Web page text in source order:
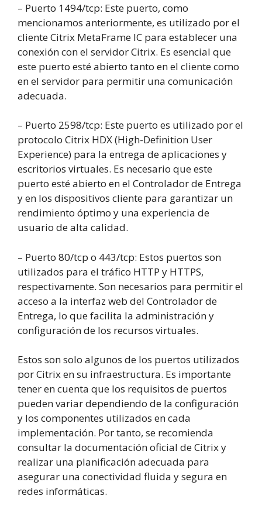
– Puerto 1494/tcp: Este puerto, como
mencionamos anteriormente, es utilizado por el
cliente Citrix MetaFrame IC para establecer una
conexión con el servidor Citrix. Es esencial que
este puerto esté abierto tanto en el cliente como
en el servidor para permitir una comunicación
adecuada.
– Puerto 2598/tcp: Este puerto es utilizado por el
protocolo Citrix HDX (High-Definition User
Experience) para la entrega de aplicaciones y
escritorios virtuales. Es necesario que este
puerto esté abierto en el Controlador de Entrega
y en los dispositivos cliente para garantizar un
rendimiento óptimo y una experiencia de
usuario de alta calidad.
– Puerto 80/tcp o 443/tcp: Estos puertos son
utilizados para el tráfico HTTP y HTTPS,
respectivamente. Son necesarios para permitir el
acceso a la interfaz web del Controlador de
Entrega, lo que facilita la administración y
configuración de los recursos virtuales.
Estos son solo algunos de los puertos utilizados
por Citrix en su infraestructura. Es importante
tener en cuenta que los requisitos de puertos
pueden variar dependiendo de la configuración
y los componentes utilizados en cada
implementación. Por tanto, se recomienda
consultar la documentación oficial de Citrix y
realizar una planificación adecuada para
asegurar una conectividad fluida y segura en
redes informáticas.